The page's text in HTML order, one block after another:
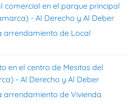
comercial en el parque principal
- Al Derecho y Al Deber
arrendamiento de Local
en el centro de Mesitas del
- Al Derecho y Al Deber
arrendamiento de Vivienda